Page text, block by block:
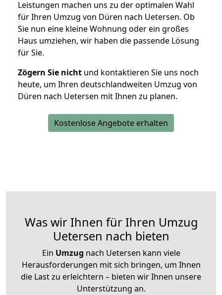
Leistungen machen uns zu der optimalen Wahl
für Ihren Umzug von Düren nach Uetersen. Ob
Sie nun eine kleine Wohnung oder ein großes
Haus umziehen, wir haben die passende Lösung
für Sie.
Zögern Sie nicht und kontaktieren Sie uns noch
heute, um Ihren deutschlandweiten Umzug von
Düren nach Uetersen mit Ihnen zu planen.
Kostenlose Angebote erhalten
Was wir Ihnen für Ihren Umzug
Uetersen nach bieten
Ein Umzug nach Uetersen kann viele
Herausforderungen mit sich bringen, um Ihnen
die Last zu erleichtern – bieten wir Ihnen unsere
Unterstützung an.